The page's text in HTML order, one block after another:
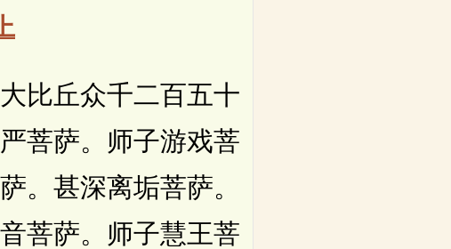
比丘众千二百五十
菩萨。师子游戏菩
。甚深离垢菩萨。
菩萨。师子慧王菩